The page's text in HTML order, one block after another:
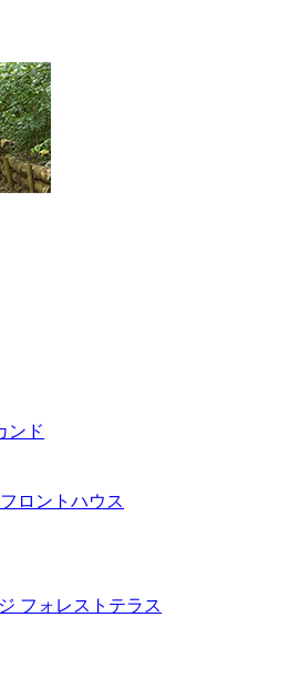
ンド
ロントハウス
フォレストテラス